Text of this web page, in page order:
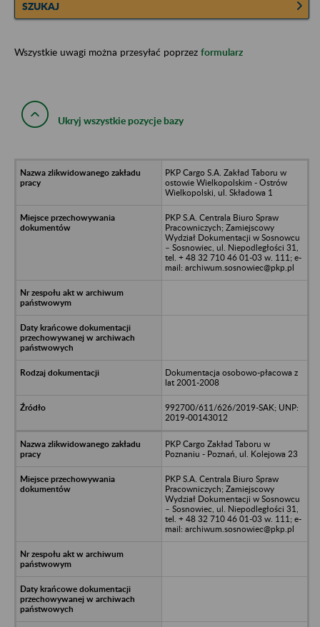
SZUKAJ
Wszystkie uwagi można przesyłać poprzez formularz
Ukryj wszystkie pozycje bazy
PKP Cargo S.A. Zakład Taboru w
ostowie Wielkopolskim - Ostrów
Wielkopolski, ul. Składowa 1
PKP S.A. Centrala Biuro Spraw
Pracowniczych; Zamiejscowy
Wydział Dokumentacji w Sosnowcu
– Sosnowiec, ul. Niepodległości 31,
tel. + 48 32 710 46 01-03 w. 111; e-
mail: archiwum.sosnowiec@pkp.pl
Dokumentacja osobowo-płacowa z
lat 2001-2008
992700/611/626/2019-SAK; UNP:
2019-00143012
PKP Cargo Zakład Taboru w
Poznaniu - Poznań, ul. Kolejowa 23
PKP S.A. Centrala Biuro Spraw
Pracowniczych; Zamiejscowy
Wydział Dokumentacji w Sosnowcu
– Sosnowiec, ul. Niepodległości 31,
tel. + 48 32 710 46 01-03 w. 111; e-
mail: archiwum.sosnowiec@pkp.pl